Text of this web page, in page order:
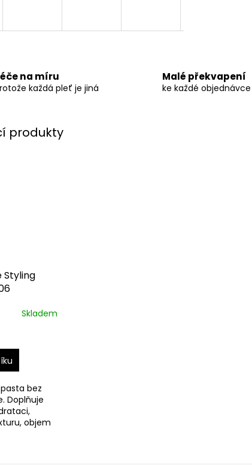
na míru
každá pleť je jiná
Malé překvapení
ke každé objednávce
produkty
Styling
Skladem
bez
Doplňuje
objem